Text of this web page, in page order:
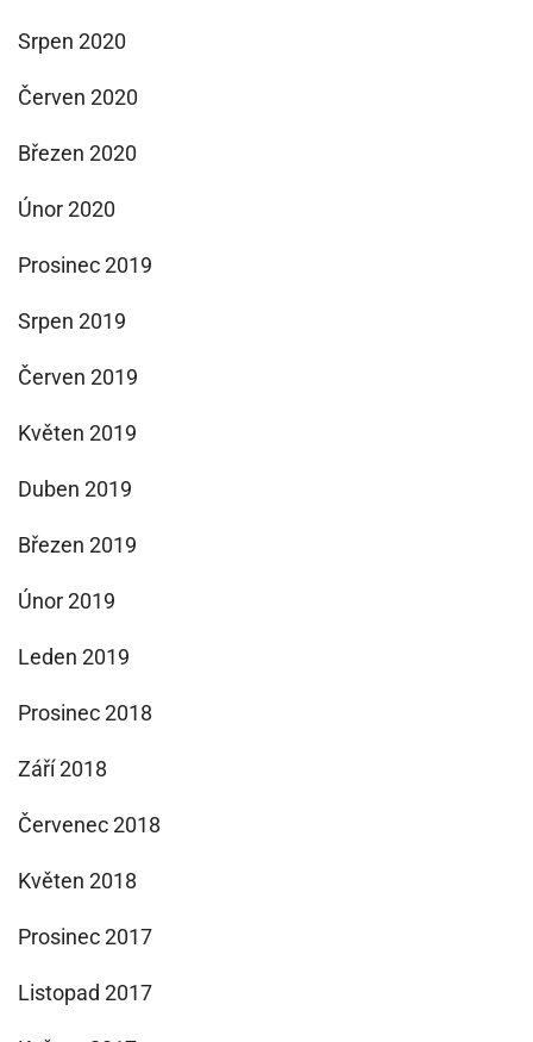
Srpen 2020
Červen 2020
Březen 2020
Únor 2020
Prosinec 2019
Srpen 2019
Červen 2019
Květen 2019
Duben 2019
Březen 2019
Únor 2019
Leden 2019
Prosinec 2018
Září 2018
Červenec 2018
Květen 2018
Prosinec 2017
Listopad 2017